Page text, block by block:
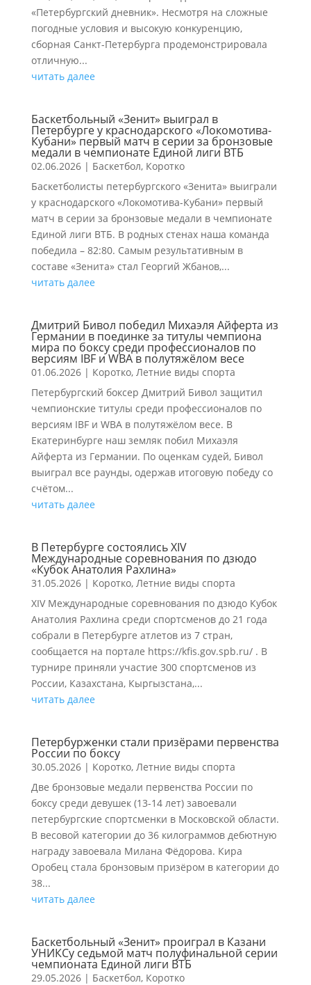
«Петербургский дневник». Несмотря на сложные
погодные условия и высокую конкуренцию,
сборная Санкт-Петербурга продемонстрировала
отличную...
читать далее
Баскетбольный «Зенит» выиграл в
Петербурге у краснодарского «Локомотива-
Кубани» первый матч в серии за бронзовые
медали в чемпионате Единой лиги ВТБ
02.06.2026| Баскетбол, Коротко
Баскетболисты петербургского «Зенита» выиграли
у краснодарского «Локомотива-Кубани» первый
матч в серии за бронзовые медали в чемпионате
Единой лиги ВТБ. В родных стенах наша команда
победила – 82:80. Самым результативным в
составе «Зенита» стал Георгий Жбанов,...
читать далее
Дмитрий Бивол победил Михаэля Айферта из
Германии в поединке за титулы чемпиона
мира по боксу среди профессионалов по
версиям IBF и WBA в полутяжёлом весе
01.06.2026| Коротко, Летние виды спорта
Петербургский боксер Дмитрий Бивол защитил
чемпионские титулы среди профессионалов по
версиям IBF и WBA в полутяжёлом весе. В
Екатеринбурге наш земляк побил Михаэля
Айферта из Германии. По оценкам судей, Бивол
выиграл все раунды, одержав итоговую победу со
счётом...
читать далее
В Петербурге состоялись ХIV
Международные соревнования по дзюдо
«Кубок Анатолия Рахлина»
31.05.2026| Коротко, Летние виды спорта
ХIV Международные соревнования по дзюдо Кубок
Анатолия Рахлина среди спортсменов до 21 года
собрали в Петербурге атлетов из 7 стран,
сообщается на портале https://kfis.gov.spb.ru/ . В
турнире приняли участие 300 спортсменов из
России, Казахстана, Кыргызстана,...
читать далее
Петербурженки стали призёрами первенства
России по боксу
30.05.2026| Коротко, Летние виды спорта
Две бронзовые медали первенства России по
боксу среди девушек (13-14 лет) завоевали
петербургские спортсменки в Московской области.
В весовой категории до 36 килограммов дебютную
награду завоевала Милана Фёдорова. Кира
Оробец стала бронзовым призёром в категории до
38...
читать далее
Баскетбольный «Зенит» проиграл в Казани
УНИКСу седьмой матч полуфинальной серии
чемпионата Единой лиги ВТБ
29.05.2026| Баскетбол, Коротко